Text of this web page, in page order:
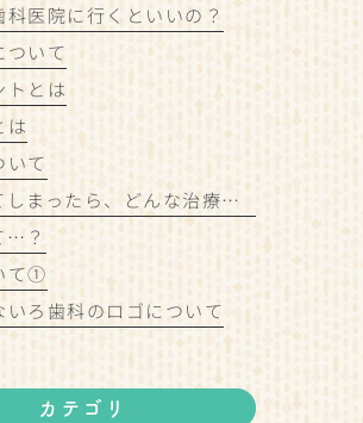
医院に行くといいの？
ついて
トとは
は
いて
歯を失ってしまったら、どんな治療があるの？
…？
て①
いろ歯科のロゴについて
カテゴリ